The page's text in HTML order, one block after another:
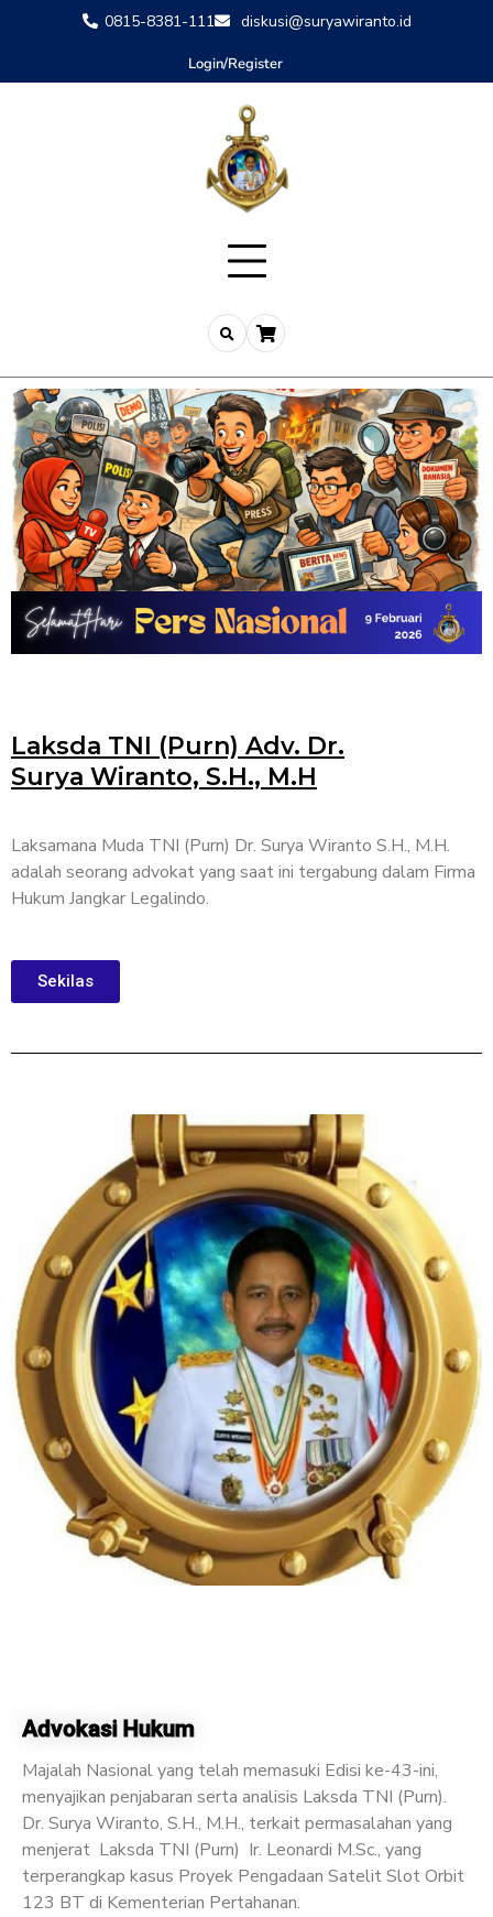
0815-8381-111 diskusi@suryawiranto.id
Login/Register
Laksda TNI (Purn) Adv. Dr.
Surya Wiranto, S.H., M.H
Laksamana Muda TNI (Purn) Dr. Surya Wiranto S.H., M.H.
adalah seorang advokat yang saat ini tergabung dalam Firma
Hukum Jangkar Legalindo.
Sekilas
Advokasi Hukum
Majalah Nasional yang telah memasuki Edisi ke-43-ini,
menyajikan penjabaran serta analisis Laksda TNI (Purn).
Dr. Surya Wiranto, S.H., M.H., terkait permasalahan yang
menjerat Laksda TNI (Purn) Ir. Leonardi M.Sc., yang
terperangkap kasus Proyek Pengadaan Satelit Slot Orbit
123 BT di Kementerian Pertahanan.